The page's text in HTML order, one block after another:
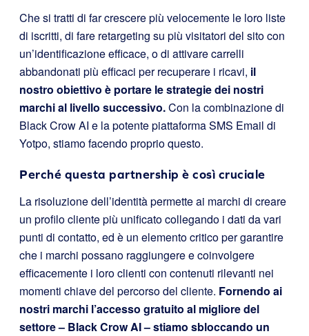
Che si tratti di far crescere più velocemente le loro liste
di iscritti, di fare retargeting su più visitatori del sito con
un’identificazione efficace, o di attivare carrelli
abbandonati più efficaci per recuperare i ricavi, il
nostro obiettivo è portare le strategie dei nostri
marchi al livello successivo.Con la combinazione di
Black Crow AI e la potente piattaforma SMS Email di
Yotpo, stiamo facendo proprio questo.
Perché questa partnership è così cruciale
La risoluzione dell’identità permette ai marchi di creare
un profilo cliente più unificato collegando i dati da vari
punti di contatto, ed è un elemento critico per garantire
che i marchi possano raggiungere e coinvolgere
efficacemente i loro clienti con contenuti rilevanti nei
momenti chiave del percorso del cliente. Fornendo ai
nostri marchi l’accesso gratuito al migliore del
settore – Black Crow AI – stiamo sbloccando un